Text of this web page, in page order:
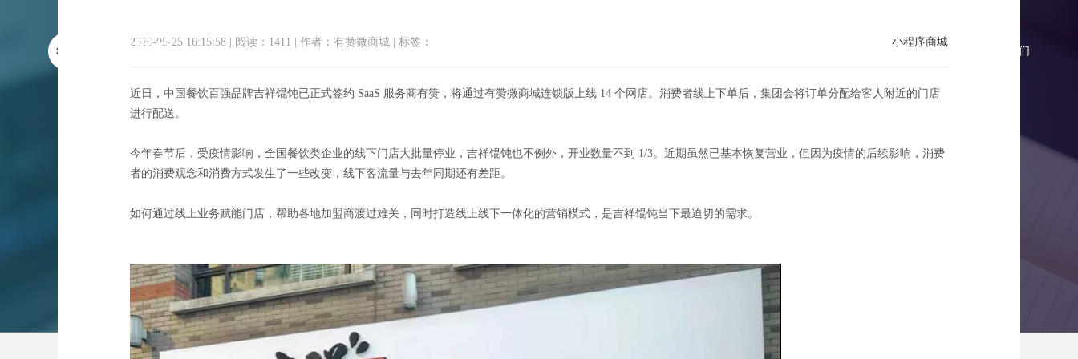
微商城资讯 联系我们
吉祥馄饨签约有赞，疫情期间14个网店为实体门店赋能
小程序商城
2020-05-25 16:15:58 | 阅读：1411 | 作者：有赞微商城 | 标签：
近日，中国餐饮百强品牌吉祥馄饨已正式签约 SaaS 服务商有赞，将通过有赞微商城连锁版上线 14 个网店。消费者线上下单后，集团会将订单分配给客人附近的门店
进行配送。
今年春节后，受疫情影响，全国餐饮类企业的线下门店大批量停业，吉祥馄饨也不例外，开业数量不到 1/3。近期虽然已基本恢复营业，但因为疫情的后续影响，消费
者的消费观念和消费方式发生了一些改变，线下客流量与去年同期还有差距。
如何通过线上业务赋能门店，帮助各地加盟商渡过难关，同时打造线上线下一体化的营销模式，是吉祥馄饨当下最迫切的需求。